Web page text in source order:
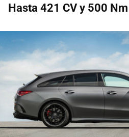
Hasta 421 CV y 500